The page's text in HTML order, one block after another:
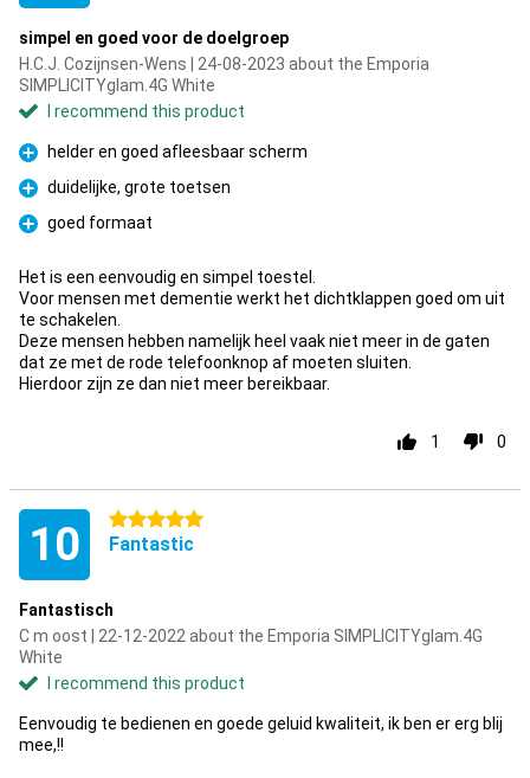
simpel en goed voor de doelgroep
H.C.J. Cozijnsen-Wens | 24-08-2023 about the Emporia
SIMPLICITYglam.4G White
I recommend this product
Pro
helder en goed afleesbaar scherm
Pro
duidelijke, grote toetsen
Pro
goed formaat
Het is een eenvoudig en simpel toestel.
Voor mensen met dementie werkt het dichtklappen goed om uit
te schakelen.
Deze mensen hebben namelijk heel vaak niet meer in de gaten
dat ze met de rode telefoonknop af moeten sluiten.
Hierdoor zijn ze dan niet meer bereikbaar.
1 0
10 5 stars
Fantastic
Fantastisch
C m oost | 22-12-2022 about the Emporia SIMPLICITYglam.4G
White
I recommend this product
Eenvoudig te bedienen en goede geluid kwaliteit, ik ben er erg blij
mee,!!